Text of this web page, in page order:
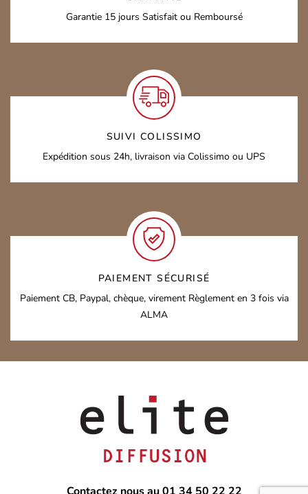
Garantie 15 jours Satisfait ou Remboursé
SUIVI COLISSIMO
Expédition sous 24h, livraison via Colissimo ou UPS
PAIEMENT SÉCURISÉ
Paiement CB, Paypal, chèque, virementRèglement en 3 fois via
ALMA